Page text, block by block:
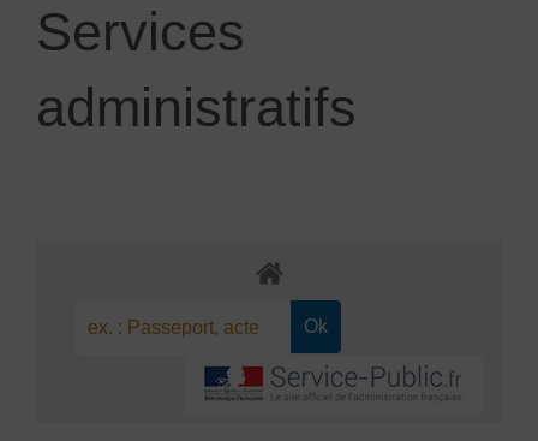
Services
administratifs